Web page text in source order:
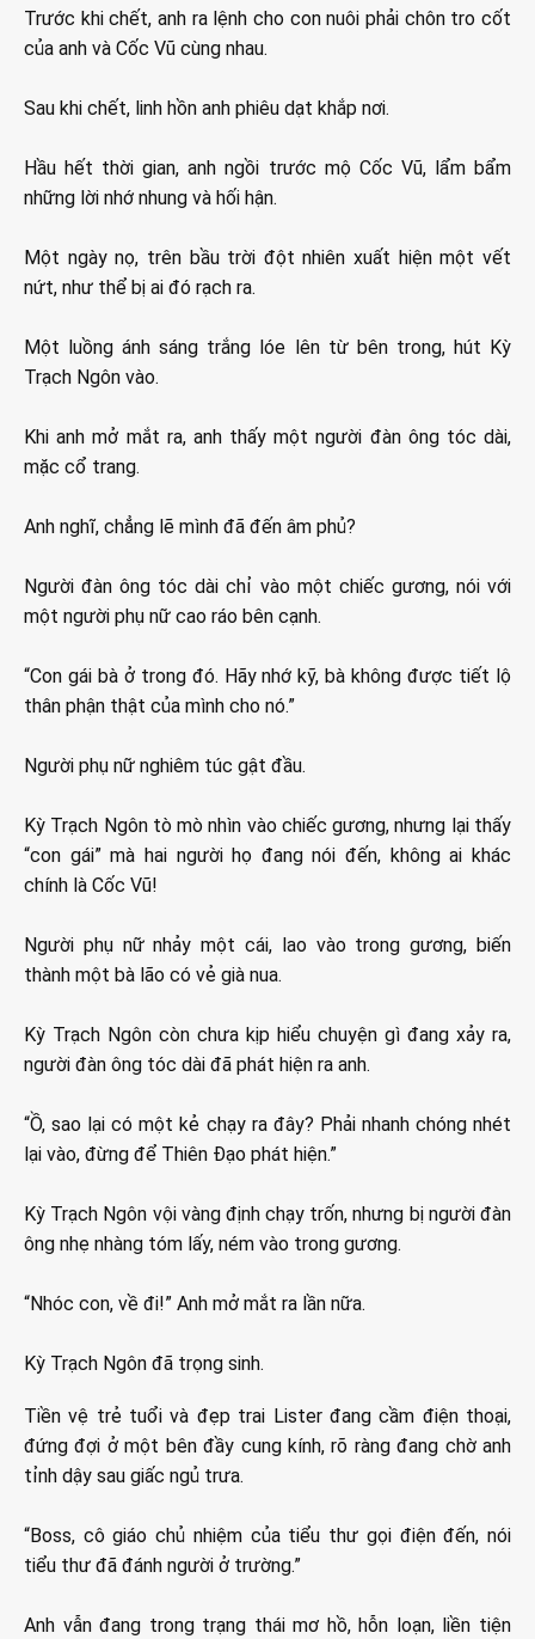
Trước khi chết, anh ra lệnh cho con nuôi phải chôn tro cốt
của anh và Cốc Vũ cùng nhau.
Sau khi chết, linh hồn anh phiêu dạt khắp nơi.
Hầu hết thời gian, anh ngồi trước mộ Cốc Vũ, lẩm bẩm
những lời nhớ nhung và hối hận.
Một ngày nọ, trên bầu trời đột nhiên xuất hiện một vết
nứt, như thể bị ai đó rạch ra.
Một luồng ánh sáng trắng lóe lên từ bên trong, hút Kỳ
Trạch Ngôn vào.
Khi anh mở mắt ra, anh thấy một người đàn ông tóc dài,
mặc cổ trang.
Anh nghĩ, chẳng lẽ mình đã đến âm phủ?
Người đàn ông tóc dài chỉ vào một chiếc gương, nói với
một người phụ nữ cao ráo bên cạnh.
“Con gái bà ở trong đó. Hãy nhớ kỹ, bà không được tiết lộ
thân phận thật của mình cho nó.”
Người phụ nữ nghiêm túc gật đầu.
Kỳ Trạch Ngôn tò mò nhìn vào chiếc gương, nhưng lại thấy
“con gái” mà hai người họ đang nói đến, không ai khác
chính là Cốc Vũ!
Người phụ nữ nhảy một cái, lao vào trong gương, biến
thành một bà lão có vẻ già nua.
Kỳ Trạch Ngôn còn chưa kịp hiểu chuyện gì đang xảy ra,
người đàn ông tóc dài đã phát hiện ra anh.
“Ồ, sao lại có một kẻ chạy ra đây? Phải nhanh chóng nhét
lại vào, đừng để Thiên Đạo phát hiện.”
Kỳ Trạch Ngôn vội vàng định chạy trốn, nhưng bị người đàn
ông nhẹ nhàng tóm lấy, ném vào trong gương.
“Nhóc con, về đi!” Anh mở mắt ra lần nữa.
Kỳ Trạch Ngôn đã trọng sinh.
Tiền vệ trẻ tuổi và đẹp trai Lister đang cầm điện thoại,
đứng đợi ở một bên đầy cung kính, rõ ràng đang chờ anh
tỉnh dậy sau giấc ngủ trưa.
“Boss, cô giáo chủ nhiệm của tiểu thư gọi điện đến, nói
tiểu thư đã đánh người ở trường.”
Anh vẫn đang trong trạng thái mơ hồ, hỗn loạn, liền tiện